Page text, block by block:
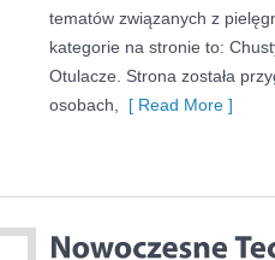
tematów związanych z
kategorie na stronie to:
Otulacze. Strona została
osobach,
[ Read More ]